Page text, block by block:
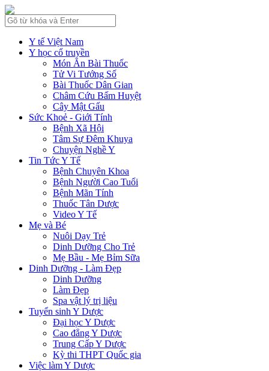
Y tế Việt Nam
Y học cổ truyền
Món Ăn Bài Thuốc
Tử Vi Tướng Số
Bài Thuốc Dân Gian
Châm Cứu Bấm Huyệt
Cây Mật Gấu
Sức Khoẻ - Giới Tính
Bệnh Xã Hội
Tâm Sự Đêm Khuya
Chuyện Nghề Y
Tin Tức Y Tế
Bệnh Chuyên Khoa
Bệnh Người Cao Tuổi
Bệnh Mãn Tính
Thuốc Tân Dược
Video Y Tế
Mẹ và Bé
Nuôi Dạy Trẻ
Dinh Dưỡng Cho Trẻ
Mẹ Bầu - Mẹ Bỉm Sữa
Dinh Dưỡng - Làm Đẹp
Dinh Dưỡng
Làm Đẹp
Spa vật lý trị liệu
Tuyển sinh Y Dược
Đại học Y Dược
Cao đẳng Y Dược
Trung Cấp Y Dược
Kỳ thi THPT Quốc gia
Việc làm Y Dược